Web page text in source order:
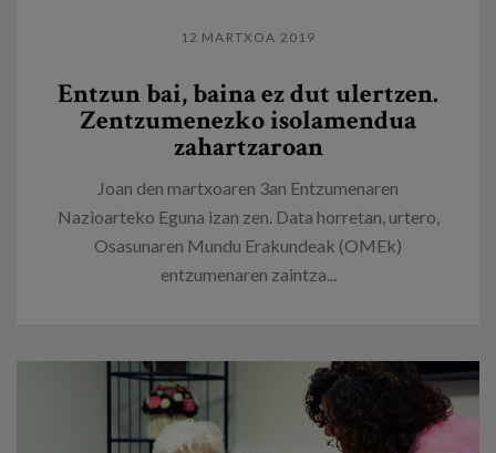
12 MARTXOA 2019
Entzun bai, baina ez dut ulertzen.
Zentzumenezko isolamendua
zahartzaroan
Joan den martxoaren 3an Entzumenaren
Nazioarteko Eguna izan zen. Data horretan, urtero,
Osasunaren Mundu Erakundeak (OMEk)
entzumenaren zaintza...